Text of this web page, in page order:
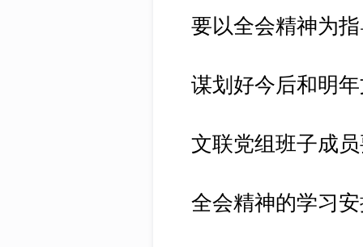
要以全会精神为
谋划好今后和明
文联党组班子成
全会精神的学习